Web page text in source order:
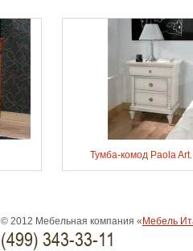
Тумба-комод Paola
© 2012 Мебельная компания « Мебель
(499) 343-33-11